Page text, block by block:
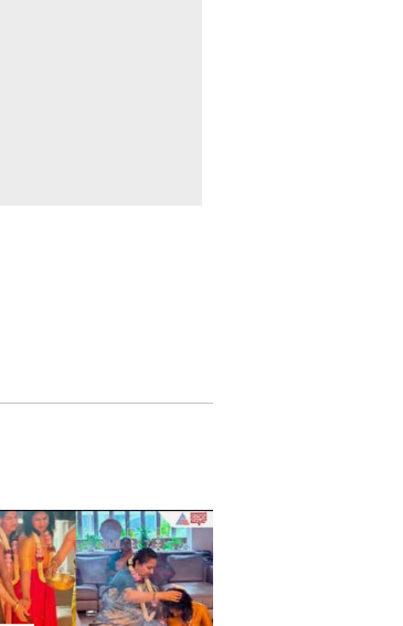
FIR: ಮಕ್ಕಳಿಗೆ ಮೊಬೈಲ್​
ಕೊಡುವ ಮುನ್ನ ಹುಷಾರ್​​,
ಆನ್​ಲೈನ್​​ ಗೇಮಿಂಗ್​​​ ಹುಚ್ಚಿಗೆ
ಇಡೀ ಕುಟುಂಬವೇ ಬಲಿ